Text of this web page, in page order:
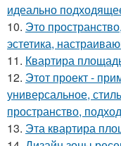
идеально
10. Это
эстетика,
11. Квартира
12. Этот проект -
универсальное,
пространство,
13. Эта квартира